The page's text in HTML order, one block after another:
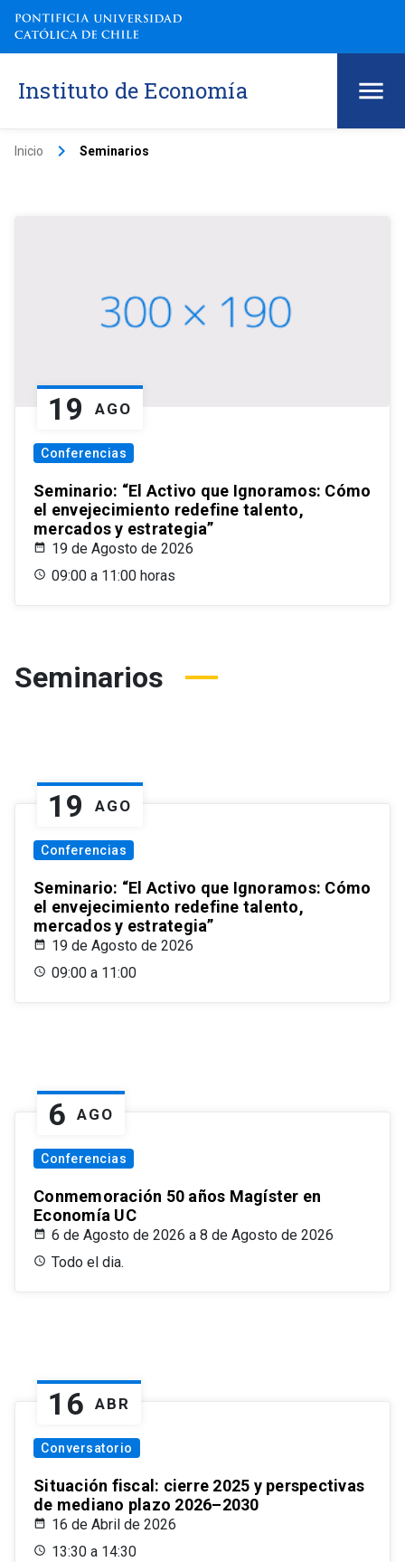
Instituto de Economía
Inicio keyboard_arrow_right Seminarios
19 AGO
Conferencias
Seminario: “El Activo que Ignoramos: Cómo
el envejecimiento redefine talento,
mercados y estrategia”
19 de Agosto de 2026
09:00 a 11:00 horas
Seminarios
19 AGO
Conferencias
Seminario: “El Activo que Ignoramos: Cómo
el envejecimiento redefine talento,
mercados y estrategia”
19 de Agosto de 2026
09:00 a 11:00
6 AGO
Conferencias
Conmemoración 50 años Magíster en
Economía UC
6 de Agosto de 2026 a 8 de Agosto de 2026
Todo el dia.
16 ABR
Conversatorio
Situación fiscal: cierre 2025 y perspectivas
de mediano plazo 2026–2030
16 de Abril de 2026
13:30 a 14:30